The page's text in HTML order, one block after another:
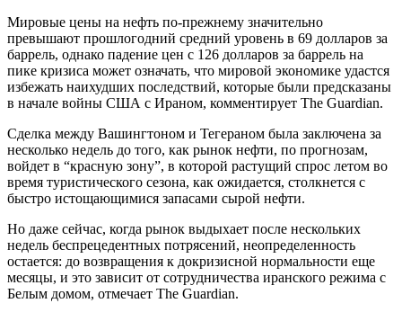
Мировые цены на нефть по-прежнему значительно
превышают прошлогодний средний уровень в 69 долларов за
баррель, однако падение цен с 126 долларов за баррель на
пике кризиса может означать, что мировой экономике удастся
избежать наихудших последствий, которые были предсказаны
в начале войны США с Ираном, комментирует The Guardian.
Сделка между Вашингтоном и Тегераном была заключена за
несколько недель до того, как рынок нефти, по прогнозам,
войдет в “красную зону”, в которой растущий спрос летом во
время туристического сезона, как ожидается, столкнется с
быстро истощающимися запасами сырой нефти.
Но даже сейчас, когда рынок выдыхает после нескольких
недель беспрецедентных потрясений, неопределенность
остается: до возвращения к докризисной нормальности еще
месяцы, и это зависит от сотрудничества иранского режима с
Белым домом, отмечает The Guardian.